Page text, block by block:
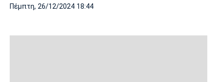
Πέμπτη, 26/12/2024 18:44